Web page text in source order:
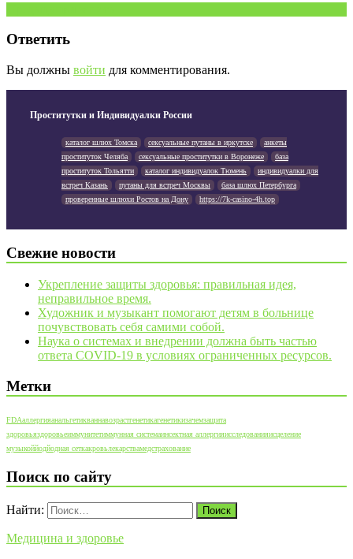
Ответить
Вы должны войти для комментирования.
Проститутки и Индивидуалки России
каталог шлюх Томска сексуальные путаны в иркутске
анкеты
проституток Челяба
сексуальные проститутки в Воронеже
база
проституток Тольятти
каталог индивидуалок Тюмень
индивидуалки для
встреч Казань
путаны для встреч Москвы
база шлюх Петербурга
проверенные шлюхи Ростов на Дону
https://7k-casino-4h.top
Свежие новости
Укрепление защиты здоровья: правильная идея,
неправильное время.
Художник и музыкант помогают детям в больнице
почувствовать себя самими собой.
Наука о системах и внедрении должна быть частью
ответа COVID-19 в условиях ограниченных ресурсов.
Метки
FDAаллергияанальгетикваннавозрастгенетикагенетикизачемзащита
здоровьяздоровьеиммунитетиммунная системаинсектная аллергияисследованияисцеление
музыкоййодйодная сеткакровьлекарствамедстрахование
Поиск по сайту
Найти:
Медицина и здоровье